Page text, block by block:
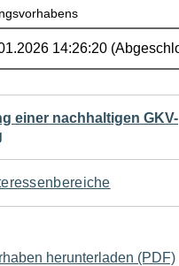
einer nachhaltigen GKV-
herunterladen (PDF)